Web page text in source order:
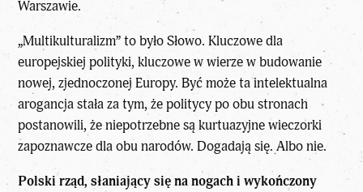
Warszawie.
„Multikulturalizm” to było Słowo. Kluczowe dla
europejskiej polityki, kluczowe w wierze w budowanie
nowej, zjednoczonej Europy. Być może ta intelektualna
arogancja stała za tym, że politycy po obu stronach
postanowili, że niepotrzebne są kurtuazyjne wieczorki
zapoznawcze dla obu narodów. Dogadają się. Albo nie.
Polski rząd, słaniający się na nogach i wykończony